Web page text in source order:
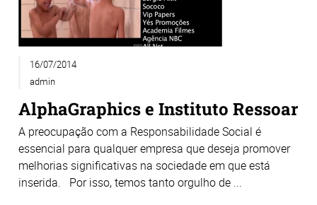
16/07/2014
admin
AlphaGraphics e Instituto Ressoar
A preocupação com a Responsabilidade Social é
essencial para qualquer empresa que deseja promover
melhorias significativas na sociedade em que está
inserida. Por isso, temos tanto orgulho de ...